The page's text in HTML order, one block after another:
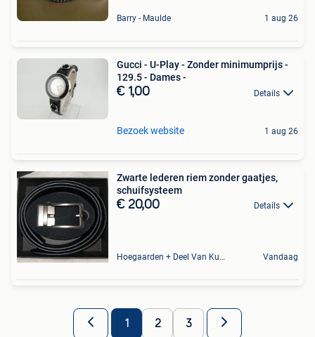
Barry - Maulde 1 aug 26
Gucci - U-Play - Zonder minimumprijs -
129.5 - Dames -
€ 1,00 Details
Bezoek website 1 aug 26
Zwarte lederen riem zonder gaatjes,
schuifsysteem
€ 20,00 Details
Hoegaarden + Deel Van Kumtich + Deel Van Tienen Vandaag
1 2 3